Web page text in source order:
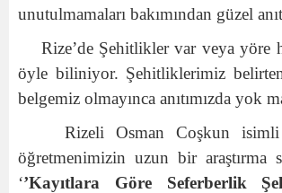
unutulmamaları bakımından güzel
Rize’de Şehitlikler var veya yöre
öyle biliniyor. Şehitliklerimiz
belgemiz olmayınca anıtımızda yok
Rizeli Osman Coşkun isimli
öğretmenimizin uzun bir araştırma
‘’Kayıtlara Göre Seferberlik